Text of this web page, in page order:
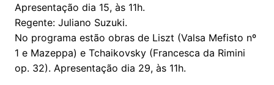
Apresentação dia 15, às 11h.
Regente: Juliano Suzuki.
No programa estão obras de Liszt (Valsa Mefisto nº
1 e Mazeppa) e Tchaikovsky (Francesca da Rimini
op. 32). Apresentação dia 29, às 11h.